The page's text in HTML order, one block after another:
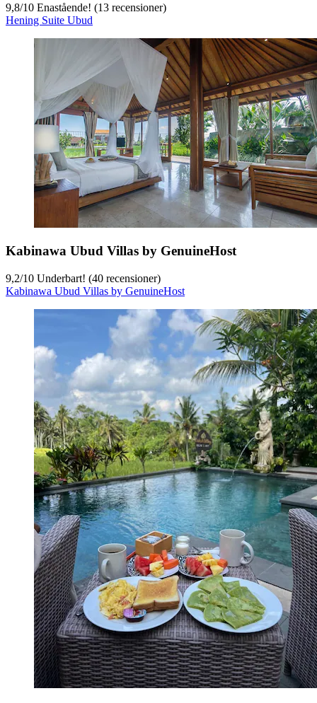
9,8/10 Enastående! (13 recensioner)
Hening Suite Ubud
Kabinawa Ubud Villas by GenuineHost
9,2/10 Underbart! (40 recensioner)
Kabinawa Ubud Villas by GenuineHost